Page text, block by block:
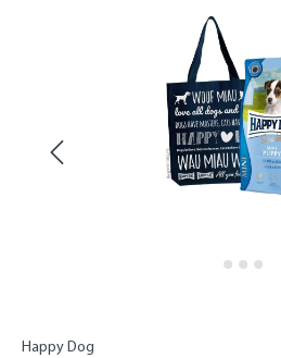
Happy Dog